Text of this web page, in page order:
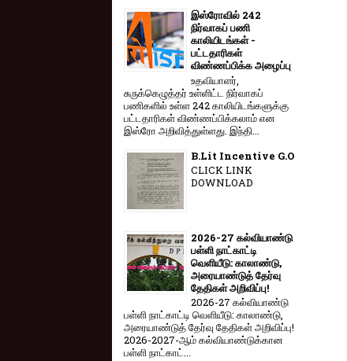
இஸ்ரோவில் 242
நிர்வாகப் பணி
காலியிடங்கள் -
பட்டதாரிகள்
விண்ணப்பிக்க அழைப்பு
உதவியாளர்,
சுருக்கெழுத்தர் உள்ளிட்ட நிர்வாகப்
பணிகளில் உள்ள 242 காலியிடங்களுக்கு
பட்டதாரிகள் விண்ணப்பிக்கலாம் என
இஸ்ரோ அறிவித்துள்ளது. இந்தி...
B.Lit Incentive G.O
CLICK LINK
DOWNLOAD
2026-27 கல்வியாண்டு
பள்ளி நாட்காட்டி
வெளியீடு: காலாண்டு,
அரையாண்டுத் தேர்வு
தேதிகள் அறிவிப்பு!
2026-27 கல்வியாண்டு
பள்ளி நாட்காட்டி வெளியீடு: காலாண்டு,
அரையாண்டுத் தேர்வு தேதிகள் அறிவிப்பு!
2026-2027-ஆம் கல்வியாண்டுக்கான
பள்ளி நாட்காட்...